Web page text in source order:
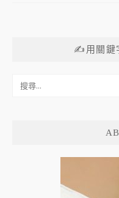
✍用關鍵